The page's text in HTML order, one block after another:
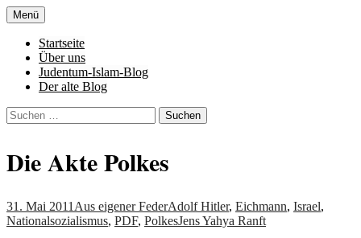
Zum
Inhalt
springen
Al-Adala.de
von allem
Menü
Startseite
Über uns
Judentum-Islam-Blog
Der alte Blog
Suchen
nach:
Die Akte Polkes
31. Mai 2011 Aus eigener FederAdolf Hitler, Eichmann, Israel,
Nationalsozialismus, PDF, PolkesJens Yahya Ranft